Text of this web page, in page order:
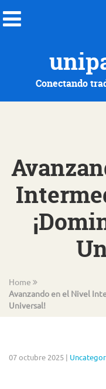
Conectando
Home
Avanzando en el Nivel
Universal!
07 octubre 2025 |